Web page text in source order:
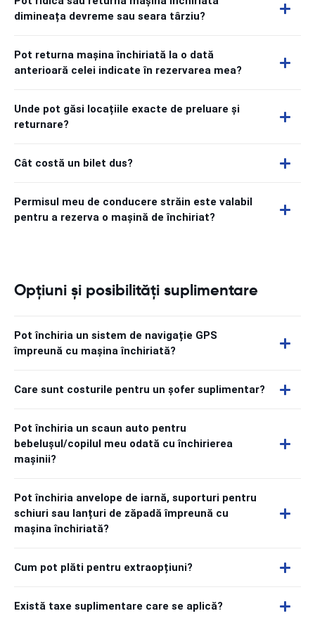
dimineața devreme sau seara târziu?
Pot returna mașina închiriată la o dată
anterioară celei indicate în rezervarea mea?
Unde pot găsi locațiile exacte de preluare și
returnare?
Cât costă un bilet dus?
Permisul meu de conducere străin este valabil
pentru a rezerva o mașină de închiriat?
Opțiuni și posibilități suplimentare
Pot închiria un sistem de navigație GPS
împreună cu mașina închiriată?
Care sunt costurile pentru un șofer suplimentar?
Pot închiria un scaun auto pentru
bebelușul/copilul meu odată cu închirierea
mașinii?
Pot închiria anvelope de iarnă, suporturi pentru
schiuri sau lanțuri de zăpadă împreună cu
mașina închiriată?
Cum pot plăti pentru extraopțiuni?
Există taxe suplimentare care se aplică?